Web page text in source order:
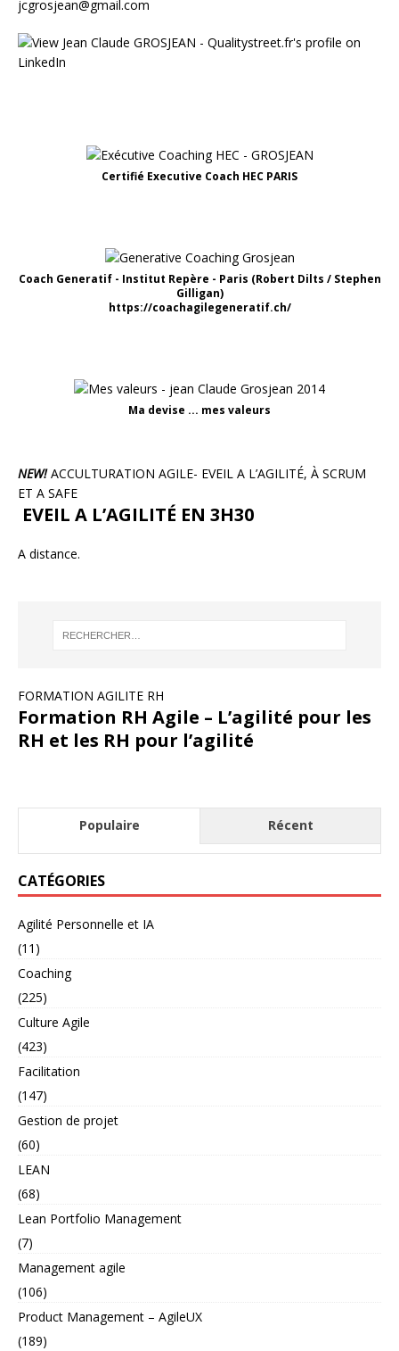
jcgrosjean@gmail.com
Certifié Executive Coach HEC PARIS
Coach Generatif - Institut Repère - Paris (Robert Dilts / Stephen
Gilligan)
https://coachagilegeneratif.ch/
Ma devise ... mes valeurs
NEW!ACCULTURATION AGILE- EVEIL A L’AGILITÉ, À SCRUM
ET A SAFE
EVEIL A L’AGILITÉ EN 3H30
A distance.
FORMATION AGILITE RH
Formation RH Agile – L’agilité pour les
RH et les RH pour l’agilité
Populaire Récent
CATÉGORIES
Agilité Personnelle et IA
(11)
Coaching
(225)
Culture Agile
(423)
Facilitation
(147)
Gestion de projet
(60)
LEAN
(68)
Lean Portfolio Management
(7)
Management agile
(106)
Product Management – AgileUX
(189)